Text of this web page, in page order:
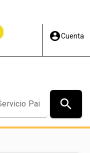
account_circleCuenta
search